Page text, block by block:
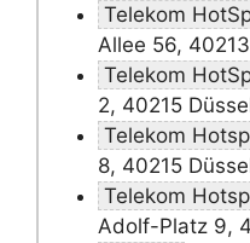
Telekom
Allee 56,
Telekom
2, 40215
Telekom
8, 40215
Telekom
Adolf-Platz 9,